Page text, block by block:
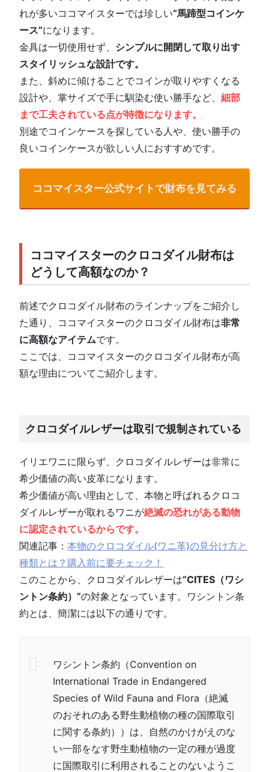
れが多いココマイスターでは珍しい“馬蹄型コインケ
ース”になります。
金具は一切使用せず、 シンプルに開閉して取り出す
スタイリッシュな設計です。
また、斜めに傾けることでコインが取りやすくなる
設計や、掌サイズで手に馴染む使い勝手など、細部
まで工夫されている点が特徴になります。
別途でコインケースを探している人や、使い勝手の
良いコインケースが欲しい人におすすめです。
ココマイスター公式サイトで財布を見てみる
ココマイスターのクロコダイル財布は
どうして高額なのか？
前述でクロコダイル財布のラインナップをご紹介し
た通り、ココマイスターのクロコダイル財布は非常
に高額なアイテムです。
ここでは、ココマイスターのクロコダイル財布が高
額な理由についてご紹介します。
クロコダイルレザーは取引で規制されている
イリエワニに限らず、クロコダイルレザーは非常に
希少価値の高い皮革になります。
希少価値が高い理由として、本物と呼ばれるクロコ
ダイルレザーが取れるワニが絶滅の恐れがある動物
に認定されているからです。
関連記事：本物のクロコダイル(ワニ革)の見分け方と
種類とは？購入前に要チェック！
このことから、クロコダイルレザーは“CITES（ワシ
ントン条約）”の対象となっています。ワシントン条
約とは、簡潔には以下の通りです。
ワシントン条約（Convention on
International Trade in Endangered
Species of Wild Fauna and Flora（絶滅
のおそれのある野生動植物の種の国際取引
に関する条約））は、自然のかけがえのな
い一部をなす野生動植物の一定の種が過度
に国際取引に利用されることのないようこ